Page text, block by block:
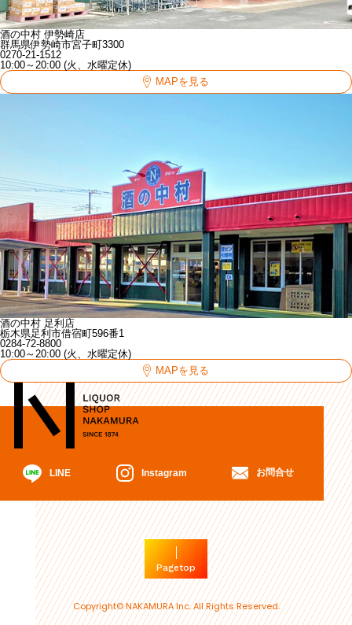
酒の中村 伊勢崎店
群馬県伊勢崎市宮子町3300
0270-21-1512
10:00～20:00 (火、水曜定休)
MAPを見る
酒の中村 足利店
栃木県足利市借宿町596番1
0284-72-8800
10:00～20:00 (火、水曜定休)
MAPを見る
LINE Instagram お問合せ
Pagetop
Copyright© NAKAMURA Inc. All Rights Reserved.